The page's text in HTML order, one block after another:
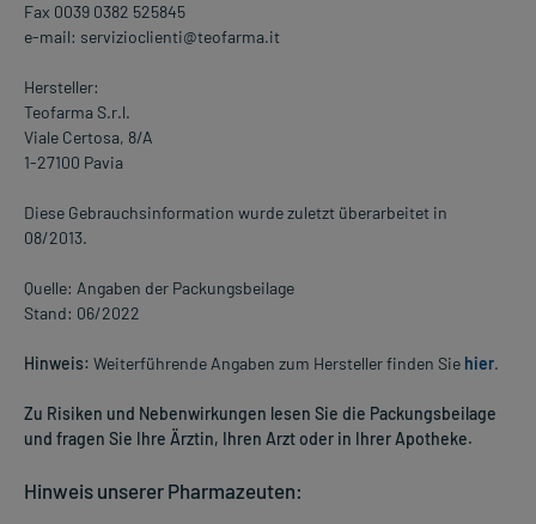
Fax 0039 0382 525845
e-mail: servizioclienti@teofarma.it
Hersteller:
Teofarma S.r.l.
Viale Certosa, 8/A
1-27100 Pavia
Diese Gebrauchsinformation wurde zuletzt überarbeitet in
08/2013.
Quelle: Angaben der Packungsbeilage
Stand: 06/2022
Hinweis: Weiterführende Angaben zum Hersteller finden Sie hier.
Zu Risiken und Nebenwirkungen lesen Sie die Packungsbeilage
und fragen Sie Ihre Ärztin, Ihren Arzt oder in Ihrer Apotheke.
Hinweis unserer Pharmazeuten: